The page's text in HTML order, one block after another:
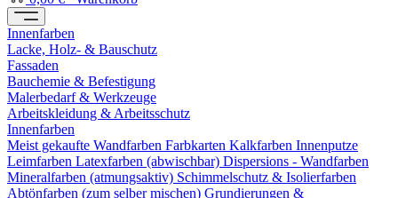
Innenfarben
Lacke, Holz- & Bauschutz
Fassaden
Bauchemie & Befestigung
Malerbedarf & Werkzeuge
Arbeitskleidung & Arbeitsschutz
Innenfarben
Meist gekaufte Wandfarben Farbkarten Kalkfarben Innenputze
Leimfarben Latexfarben (abwischbar) Dispersions - Wandfarben
Mineralfarben (atmungsaktiv) Schimmelschutz & Isolierfarben
Abtönfarben (zum selber mischen) Grundierungen &